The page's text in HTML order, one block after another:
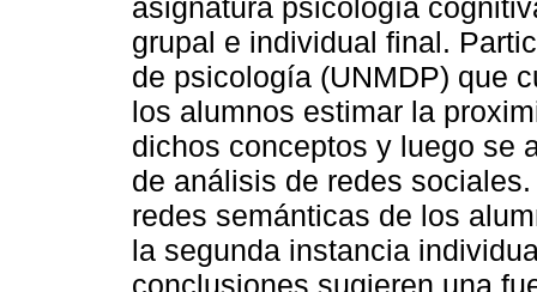
asignatura psicología
grupal e individual final.
de psicología (UNMDP) que
los alumnos estimar la
dichos conceptos y luego se
de análisis de redes
redes semánticas de los
la segunda instancia
conclusiones sugieren una